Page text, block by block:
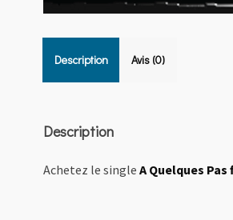
Description Avis (0)
Description
Achetez le single A Quelques Pas